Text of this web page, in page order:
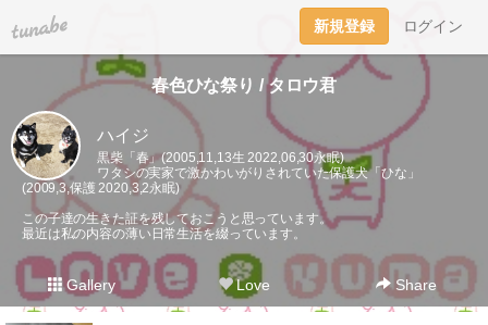
tuna.be 新規登録 ログイン
春色ひな祭り / タロウ君
ハイジ
黒柴「春」(2005,11,13生 2022,06,30永眠)
ワタシの実家で激かわいがりされていた保護犬「ひな」
(2009,3,保護 2020,3,2永眠)
この子達の生きた証を残しておこうと思っています。
最近は私の内容の薄い日常生活を綴っています。
Gallery Love Share